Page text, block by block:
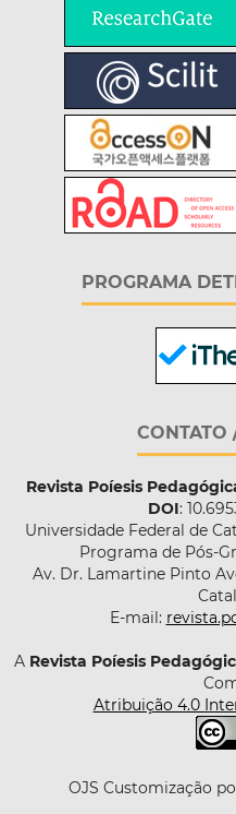
PROGRAMA
CONTATO
Revista Poíesis
DOI:
Universidade Federal de
Programa de Pós-
Av. Dr. Lamartine Pinto
E-mail:
A Revista Poíesis
Atribuição 4.0
OJS Customização